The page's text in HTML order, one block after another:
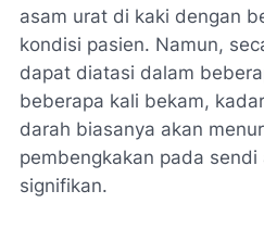
asam urat di kaki dengan
kondisi pasien. Namun,
dapat diatasi dalam
beberapa kali bekam,
darah biasanya akan
pembengkakan pada
signifikan.